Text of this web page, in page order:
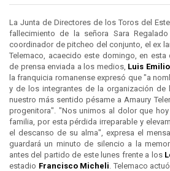
La Junta de Directores de los Toros del
fallecimiento de la señora Sara
coordinador de pitcheo del conjunto, el ex
Telemaco, acaecido este domingo, en esta
de prensa enviada a los medios, Luis
la franquicia romanense expresó que "a
y de los integrantes de la organización de
nuestro más sentido pésame a Amaury
progenitora". "Nos unimos al dolor que
familia, por esta pérdida irreparable y
el descanso de su alma", expresa el
guardará un minuto de silencio a la
antes del partido de este lunes frente a los
estadio Francisco Micheli . Telemaco